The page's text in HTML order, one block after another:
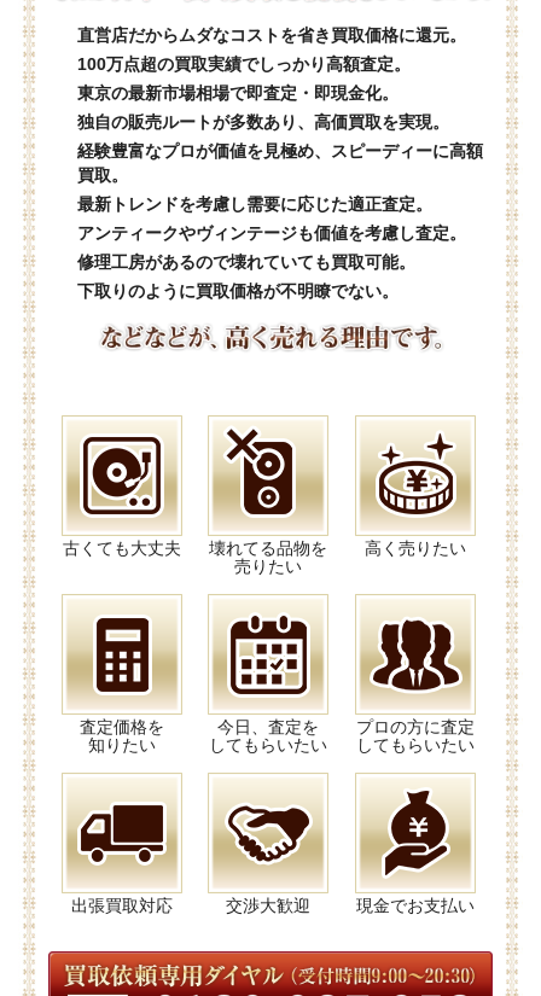
直営店だからムダなコストを省き買取価格に還元。
100万点超の買取実績でしっかり高額査定。
東京の最新市場相場で即査定・即現金化。
独自の販売ルートが多数あり、高価買取を実現。
経験豊富なプロが価値を見極め、スピーディーに高額
買取。
最新トレンドを考慮し需要に応じた適正査定。
アンティークやヴィンテージも価値を考慮し査定。
修理工房があるので壊れていても買取可能。
下取りのように買取価格が不明瞭でない。
古くても大丈夫
壊れてる品物を
売りたい
高く売りたい
査定価格を
知りたい
今日、査定を
してもらいたい
プロの方に査定
してもらいたい
出張買取対応 交渉大歓迎 現金でお支払い